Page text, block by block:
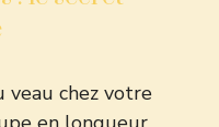
chez votre